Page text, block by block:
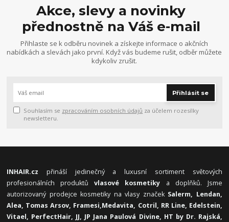
Akce, slevy a novinky
přednostně na Váš e-mail
Přihlaste se k odběru novinek a získejte informace o akčních
nabídkách a slevách jako první. Když vás budeme rušit, odběr můžete
kdykoliv zrušit.
Přihlásit se
Souhlasím se zpracováním osobních údajů za účelem rozesílky
newsletteru.
INHAIR.cz přináší jedinečný a luxusní sortiment světových
profesionálních produktůvlasové kosmetiky a doplňků. Jsme
autorizovaný prodejce kosmetiky na vlasy značek Salerm, Lendan,
Alea, Tomas Arsov, Framesi,Medavita, Cotril, RR Line, Edelstein,
Vitael, PerfectHair, JJ, JP Jana Paulová Divine, HT by Dr. Rajská,